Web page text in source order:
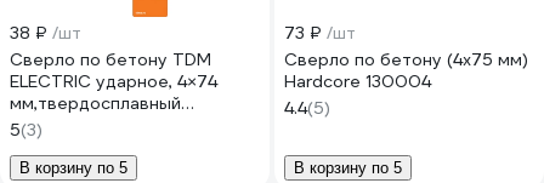
38 ₽ /шт
Сверло по бетону TDM
ELECTRIC ударное, 4×74
мм,твердосплавный
накончник, блистер 1 шта,
серия Рубин SQ1092-0101
5(3)
В корзину по 5
73 ₽ /шт
Сверло по бетону (4x75 мм)
Hardcore 130004
4.4(5)
В корзину по 5